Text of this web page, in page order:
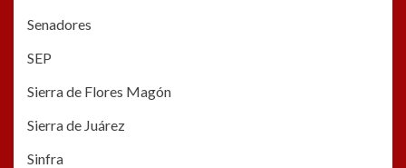
Senadores
SEP
Sierra de Flores Magón
Sierra de Juárez
Sinfra